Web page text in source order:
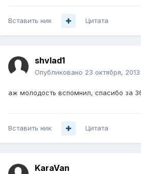
Вставить ник Цитата
shvlad1
Опубликовано 23 октября, 2013
аж молодость вспомнил, спасибо за
Вставить ник Цитата
KaraVan